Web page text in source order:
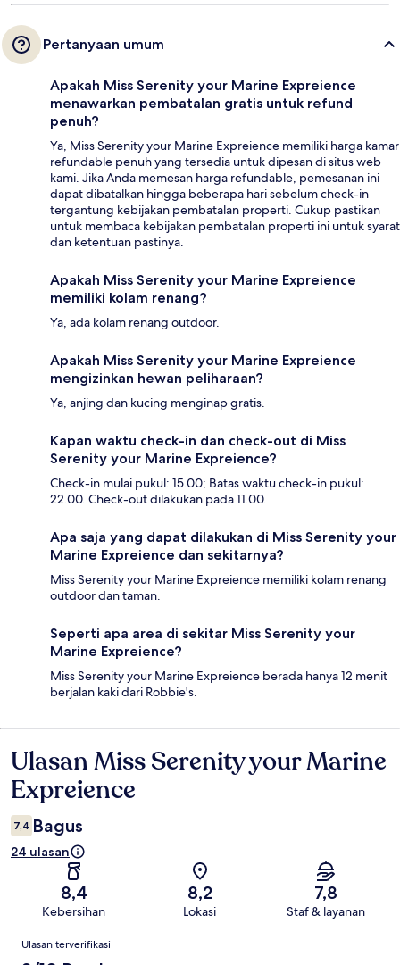
Pertanyaan umum
Apakah Miss Serenity your Marine Expreience
menawarkan pembatalan gratis untuk refund
penuh?
Ya, Miss Serenity your Marine Expreience memiliki harga kamar
refundable penuh yang tersedia untuk dipesan di situs web
kami. Jika Anda memesan harga refundable, pemesanan ini
dapat dibatalkan hingga beberapa hari sebelum check-in
tergantung kebijakan pembatalan properti. Cukup pastikan
untuk membaca kebijakan pembatalan properti ini untuk syarat
dan ketentuan pastinya.
Apakah Miss Serenity your Marine Expreience
memiliki kolam renang?
Ya, ada kolam renang outdoor.
Apakah Miss Serenity your Marine Expreience
mengizinkan hewan peliharaan?
Ya, anjing dan kucing menginap gratis.
Kapan waktu check-in dan check-out di Miss
Serenity your Marine Expreience?
Check-in mulai pukul: 15.00; Batas waktu check-in pukul:
22.00. Check-out dilakukan pada 11.00.
Apa saja yang dapat dilakukan di Miss Serenity your
Marine Expreience dan sekitarnya?
Miss Serenity your Marine Expreience memiliki kolam renang
outdoor dan taman.
Seperti apa area di sekitar Miss Serenity your
Marine Expreience?
Miss Serenity your Marine Expreience berada hanya 12 menit
berjalan kaki dari Robbie's.
Ulasan
Ulasan Miss Serenity your Marine
Expreience
7,4 Bagus
24 ulasan
8,4
Kebersihan
8,2
Lokasi
7,8
Staf & layanan
Ulasan
Ulasan terverifikasi